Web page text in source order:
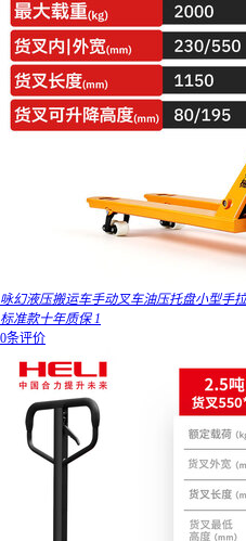
咏幻液压搬运车手动叉车油压托盘小型手
标准款十年质保 1
0条评价